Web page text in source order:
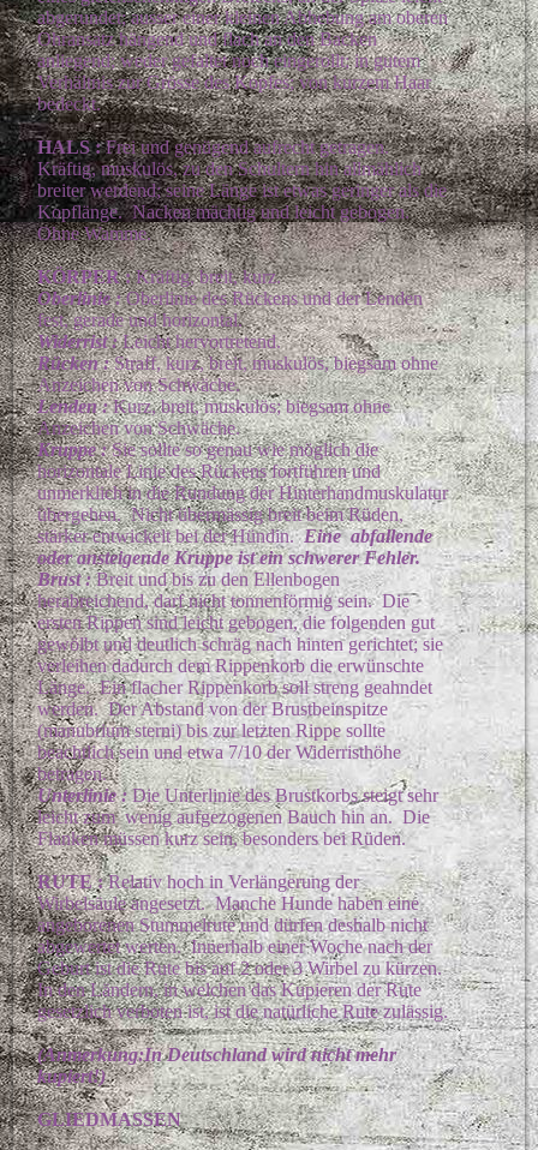
abgerundet; ausser einer kleinen Abhebung am oberen
Ohransatz hängend und flach an den Backen
anliegend; weder gefaltet noch eingerollt; in gutem
Verhältnis zur Grösse des Kopfes; von kurzem Haar
bedeckt.
HALS : Frei und genügend aufrecht getragen.
Kräftig, muskulös, zu den Schultern hin allmählich
breiter werdend; seine Länge ist etwas geringer als die
Kopflänge. Nacken mächtig und leicht gebogen.
Ohne Wamme.
KÖRPER :Kräftig, breit, kurz.
Oberlinie :Oberlinie des Rückens und der Lenden
fest, gerade und horizontal.
Widerrist :Leicht hervortretend.
Rücken :Straff, kurz, breit, muskulös, biegsam ohne
Anzeichen von Schwäche.
Lenden :Kurz, breit, muskulös; biegsam ohne
Anzeichen von Schwäche.
Kruppe :Sie sollte so genau wie möglich die
horizontale Linie des Rückens fortführen und
unmerklich in die Rundung der Hinterhandmuskulatur
übergehen. Nicht übermässig breit beim Rüden,
stärker entwickelt bei der Hündin.Eine abfallende
oder ansteigende Kruppe ist ein schwerer Fehler.
Brust :Breit und bis zu den Ellenbogen
herabreichend, darf nicht tonnenförmig sein. Die
ersten Rippen sind leicht gebogen, die folgenden gut
gewölbt und deutlich schräg nach hinten gerichtet; sie
verleihen dadurch dem Rippenkorb die erwünschte
Länge. Ein flacher Rippenkorb soll streng geahndet
werden. Der Abstand von der Brustbeinspitze
(manubrium sterni) bis zur letzten Rippe sollte
beachtlich sein und etwa 7/10 der Widerristhöhe
betragen.
Unterlinie :Die Unterlinie des Brustkorbs steigt sehr
leicht zum wenig aufgezogenen Bauch hin an. Die
Flanken müssen kurz sein, besonders bei Rüden.
RUTE :Relativ hoch in Verlängerung der
Wirbelsäule angesetzt. Manche Hunde haben eine
angeborenen Stummelrute und dürfen deshalb nicht
abgewertet werten. Innerhalb einer Woche nach der
Geburt ist die Rute bis auf 2 oder 3 Wirbel zu kürzen.
In den Ländern, in welchen das Kupieren der Rute
gesetzlich verboten ist, ist die natürliche Rute zulässig.
(Anmerkung:In Deutschland wird nicht mehr
kupiert!)
GLIEDMASSEN